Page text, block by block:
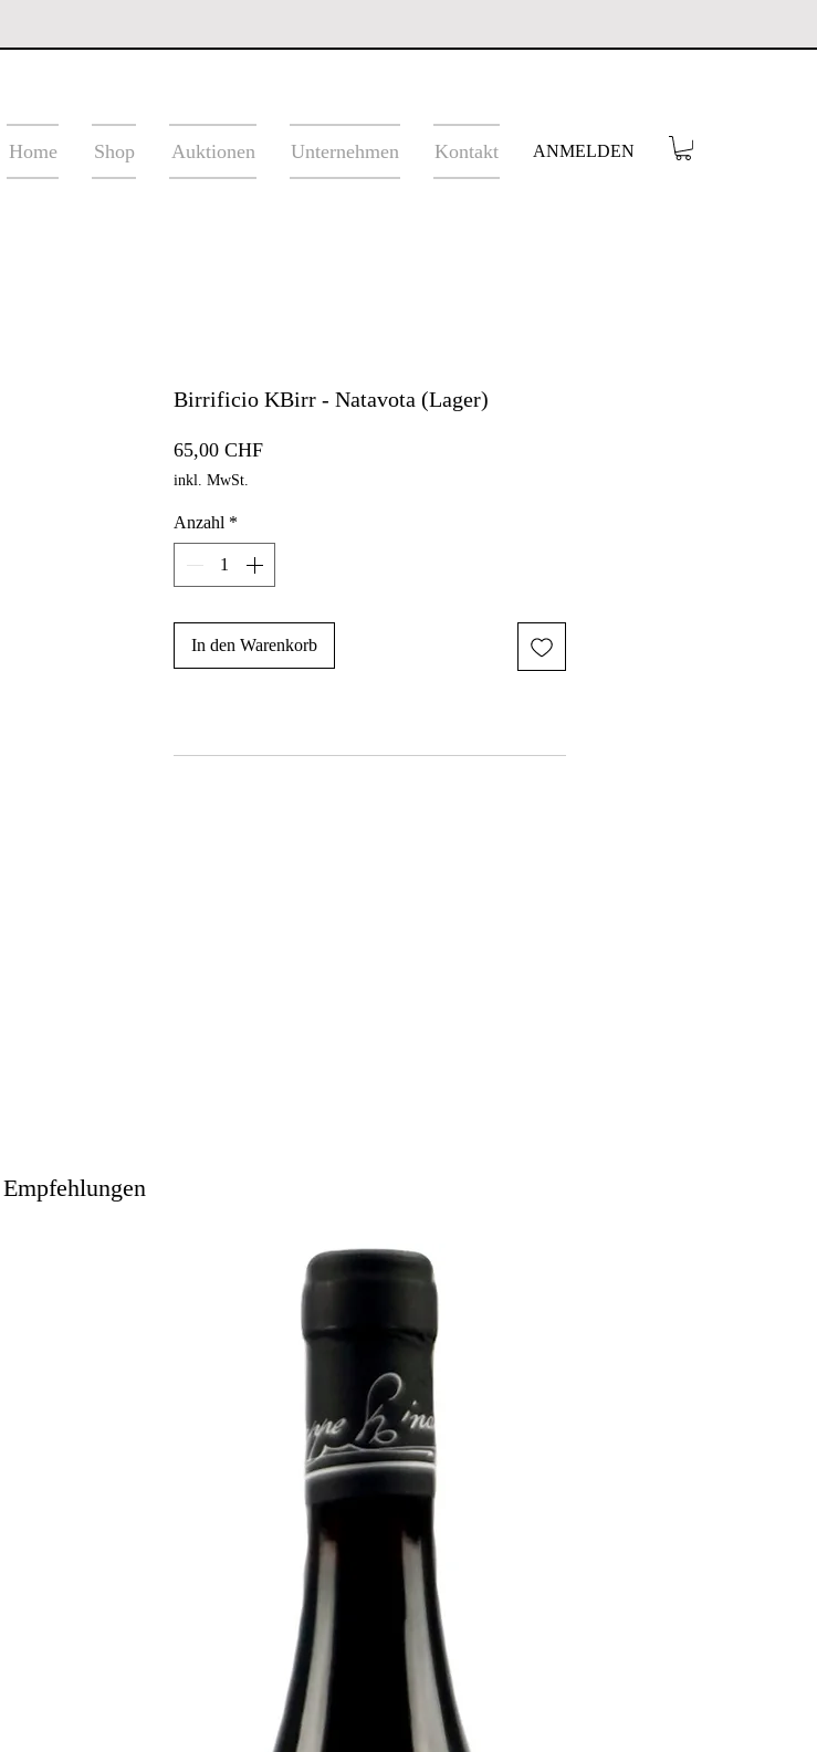
Home Shop Auktionen Unternehmen Kontakt ANMELDEN
Birrificio KBirr - Natavota (Lager)
65,00 CHFPreis
inkl. MwSt.
Anzahl *
In den Warenkorb
Empfehlungen